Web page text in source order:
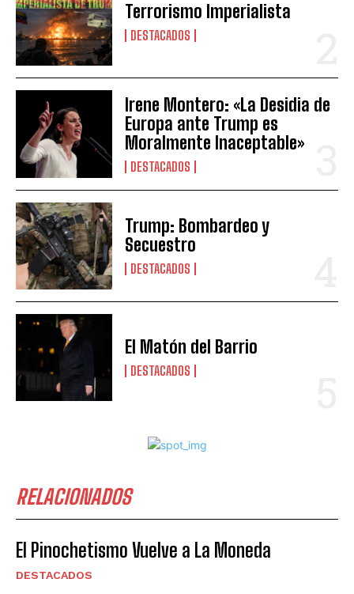
Terrorismo Imperialista
DESTACADOS
Irene Montero: «La Desidia de
Europa ante Trump es
Moralmente Inaceptable»
DESTACADOS
Trump: Bombardeo y
Secuestro
DESTACADOS
El Matón del Barrio
DESTACADOS
RELACIONADOS
El Pinochetismo Vuelve a La Moneda
DESTACADOS